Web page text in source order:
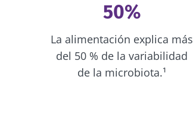
50%
La alimentación explica más
del 50 % de la variabilidad
de la microbiota.¹